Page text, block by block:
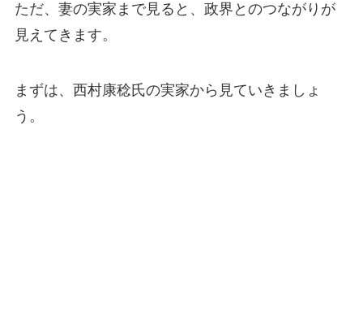
ただ、妻の実家まで見ると、政界とのつながりが
見えてきます。
まずは、西村康稔氏の実家から見ていきましょ
う。